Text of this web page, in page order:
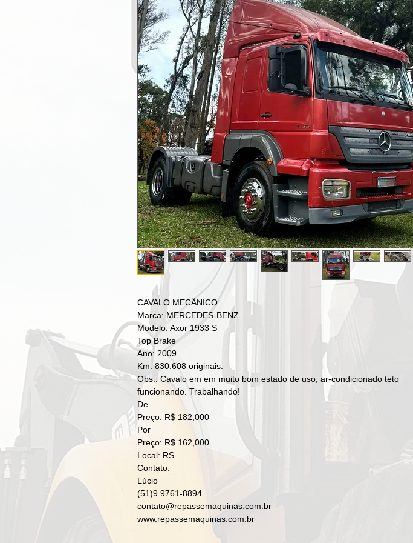
CAVALO MECÂNICO
Marca: MERCEDES-BENZ
Modelo: Axor 1933 S
Top Brake
Ano: 2009
Km: 830.608 originais.
Obs.: Cavalo em em muito bom estado de uso, ar-condicionado teto
funcionando. Trabalhando!
De
Preço: R$ 182,000
Por
Preço: R$ 162,000
Local: RS.
Contato:
Lúcio
(51)9 9761-8894
contato@repassemaquinas.com.br
www.repassemaquinas.com.br